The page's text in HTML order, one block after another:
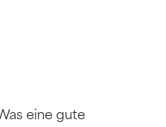
eine gute